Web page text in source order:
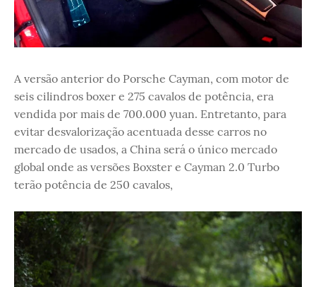
A versão anterior do Porsche Cayman, com motor de
seis cilindros boxer e 275 cavalos de potência, era
vendida por mais de 700.000 yuan. Entretanto, para
evitar desvalorização acentuada desse carros no
mercado de usados, a China será o único mercado
global onde as versões Boxster e Cayman 2.0 Turbo
terão potência de 250 cavalos,